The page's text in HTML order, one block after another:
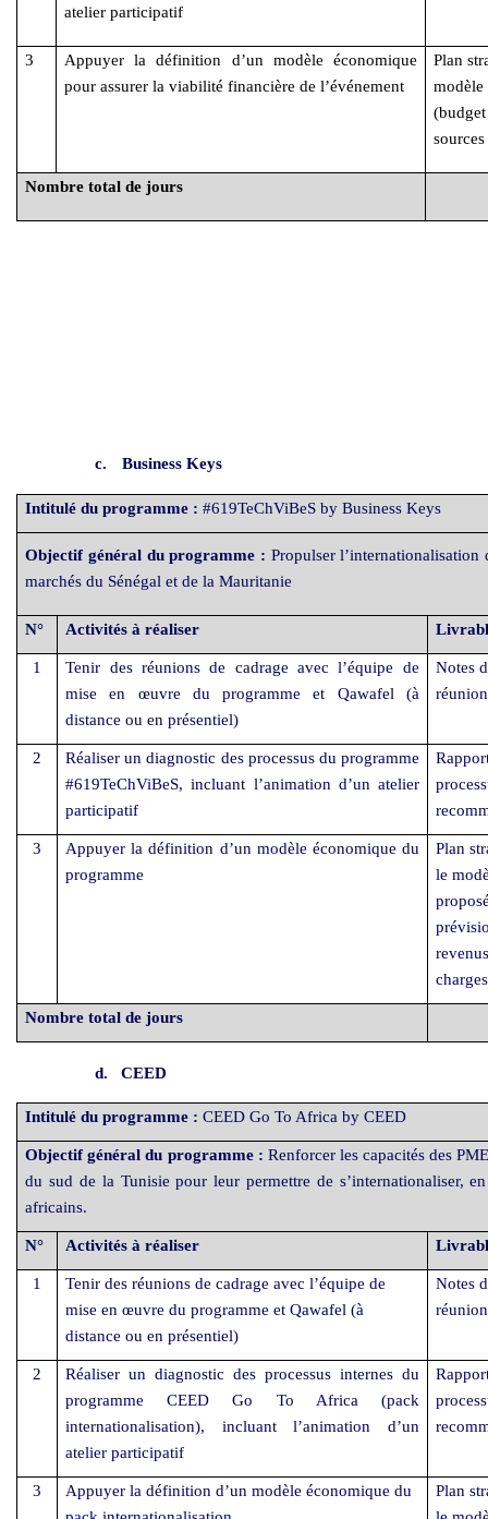
atelier participatif
3
Appuyer la définition d’un modèle économique
pour assurer la viabilité financière de l’événement
Plan
Nombre total de jours
c. Business Keys
Intitulé du programme :#619TeChViBeS by Business Keys
Objectif général du programme : Propulser l’internationalisation
marchés du Sénégal et de la Mauritanie
N° Activités à réaliser
1
Tenir des réunions de cadrage avec l’équipe de
mise en œuvre du programme et Qawafel (à
distance ou en présentiel)
Notes
2
Réaliser un diagnostic des processus du programme
#619TeChViBeS, incluant l’animation d’un atelier
participatif
3
Appuyer la définition d’un modèle économique du
programme
Plan
le
Nombre total de jours
d. CEED
Intitulé du programme :CEED Go To Africa by CEED
Objectif général du programme : Renforcer les capacités des
du sud de la Tunisie pour leur permettre de s’internationaliser,
africains.
N° Activités à réaliser
1
Tenir des réunions de cadrage avec l’équipe de
mise en œuvre du programme et Qawafel (à
distance ou en présentiel)
Notes
2
Réaliser un diagnostic des processus internes du
programme CEED Go To Africa (pack
internationalisation), incluant l’animation d’un
atelier participatif
3
Appuyer la définition d’un modèle économique du
Plan